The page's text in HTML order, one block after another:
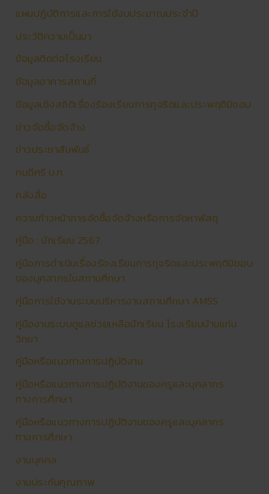
แผนปฏิบัติการและการใช้งบประมาณประจำปี
ประวัติความเป็นมา
ข้อมูลติดต่อโรงเรียน
ข้อมูลอาคารสถานที่
ข้อมูลเชิงสถิติเรื่องร้องเรียนการทุจริตและประพฤติมิชอบ
ข่าวจัดซื้อจัดจ้าง
ข่าวประชาสัมพันธ์
คนดีศรี บ.ท.
คลังสื่อ
ความก้าวหน้าการจัดซื้อจัดจ้างหรือการจัดหาพัสดุ
คู่มือ : นักเรียน 2567
คู่มือการดําเนินเรื่องร้องเรียนการทุจริตและประพฤติมิชอบ
ของบุคลากรในสถานศึกษา
คู่มือการใช้งานระบบบริหารงานสถานศึกษา AMSS
คู่มืองานระบบดูแลช่วยเหลือนักเรียน โรงเรียนบ้านแท่น
วิทยา
คู่มือหรือแนวทางการปฏิบัติงาน
คู่มือหรือแนวทางการปฏิบัติงานของครูและบุคลากร
ทางการศึกษา
คู่มือหรือแนวทางการปฏิบัติงานของครูและบุคลากร
ทางการศึกษา
งานบุคคล
งานประกันคุณภาพ